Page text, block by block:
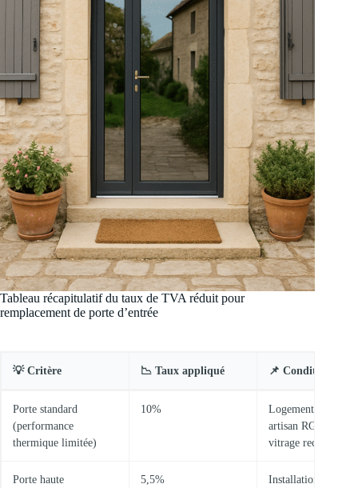
Tableau récapitulatif du taux de TVA réduit pour
remplacement de porte d’entrée
💡 Critère 📉 Taux appliqué 📌 Conditions clés
Porte standard
(performance
thermique limitée)
10%
Logement > 2 ans,
artisan RGE,
vitrage
Porte haute
5,5%
Installation RGE,